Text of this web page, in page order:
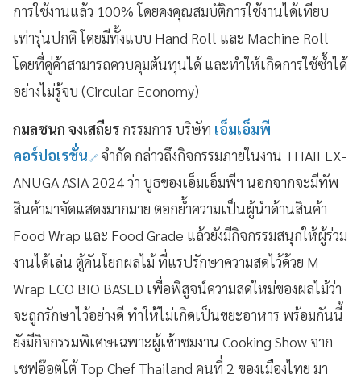
การใช้งานแล้ว 100% โดยคงคุณสมบัติการใช้งานได้เทียบ
เท่ารุ่นปกติ โดยมีทั้งแบบ Hand Roll และ Machine Roll
โดยที่คู่ค้าสามารถควบคุมต้นทุนได้ และทำให้เกิดการใช้ซ้ำได้
อย่างไม่รู้จบ (Circular Economy)
กมลชนก จงเสถียร กรรมการ บริษัท เอ็มเอ็มพี
คอร์ปอเรชั่น จำกัด กล่าวถึงกิจกรรมภายในงาน THAIFEX-
ANUGA ASIA 2024 ว่า บูธของเอ็มเอ็มพีฯ นอกจากจะมีทัพ
สินค้ามาจัดแสดงมากมาย ตอกย้ำความเป็นผู้นำด้านสินค้า
Food Wrap และ Food Grade แล้วยังมีกิจกรรมสนุกให้ผู้ร่วม
งานได้เล่น ตู้คันโยกผลไม้ ที่แรปรักษาความสดไว้ด้วย M
Wrap ECO BIO BASED เพื่อพิสูจน์ความสดใหม่ของผลไม้ว่า
จะถูกรักษาไว้อย่างดี ทำให้ไม่เกิดเป็นขยะอาหาร พร้อมกันนี้
ยังมีกิจกรรมพิเศษเฉพาะผู้เข้าชมงาน Cooking Show จาก
เชฟอ๊อตโต้ Top Chef Thailand คนที่ 2 ของเมืองไทย มา